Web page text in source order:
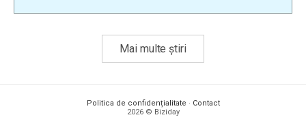
Mai multe știri
Politica de confidențialitate · Contact
2026 © Biziday